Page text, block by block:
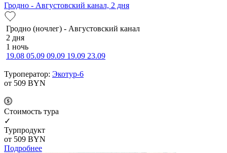
Гродно - Августовский канал, 2 дня
Гродно (ночлег) - Августовский канал
2 дня
1 ночь
19.08 05.09 09.09 19.09 23.09
Туроператор: Экотур-6
от 509 BYN
Cтоимость тура
✓
Турпродукт
от 509 BYN
Подробнее